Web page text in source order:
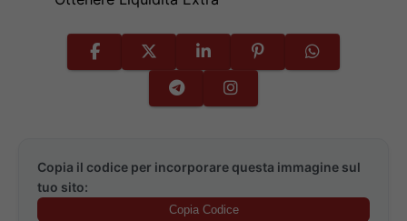
Copia il codice per incorporare questa immagine sul
tuo sito:
Copia Codice